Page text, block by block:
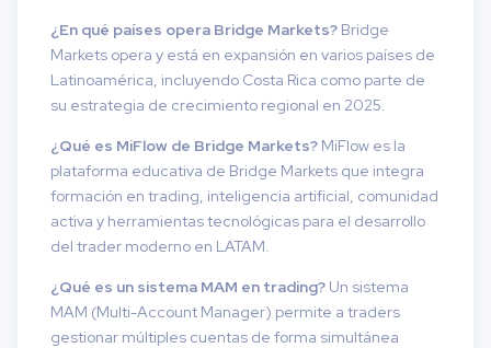
¿En qué países opera Bridge Markets?Bridge
Markets opera y está en expansión en varios países de
Latinoamérica, incluyendo Costa Rica como parte de
su estrategia de crecimiento regional en 2025.
¿Qué es MiFlow de Bridge Markets?MiFlow es la
plataforma educativa de Bridge Markets que integra
formación en trading, inteligencia artificial, comunidad
activa y herramientas tecnológicas para el desarrollo
del trader moderno en LATAM.
¿Qué es un sistema MAM en trading?Un sistema
MAM (Multi-Account Manager) permite a traders
gestionar múltiples cuentas de forma simultánea